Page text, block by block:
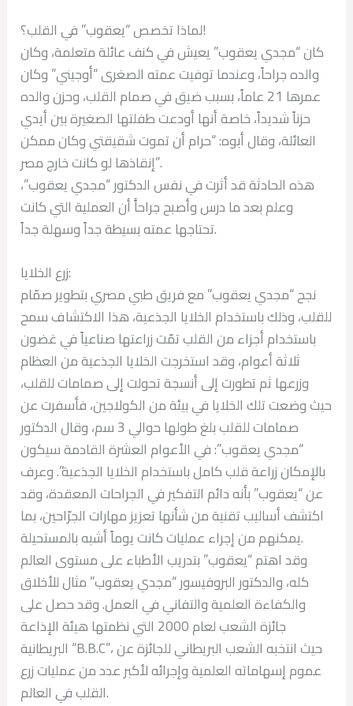
لماذا تخصص “يعقوب” في القلب؟!
كان “مجدي يعقوب” يعيش في كنف عائلة متعلمة، وكان
والده جراحاً، وعندما توفيت عمته الصغرى “أوجيني” وكان
عمرها 21 عاماً، بسبب ضيق في صمام القلب، وحزن والده
حزناً شديداً، خاصة أنها أودعت طفلتها الصغيرة بين أيدي
العائلة، وقال أبوه: “حرام أن تموت شقيقتي وكان ممكن
إنقاذها لو كانت خارج مصر”.
هذه الحادثة قد أثرت في نفس الدكتور “مجدي يعقوب”،
وعلم بعد ما درس وأصبح جراحاًَ أن العملية التي كانت
تحتاجها عمته بسيطة جداً وسهلة جداً.
زرع الخلايا:
نجح “مجدي يعقوب” مع فريق طبي مصري بتطوير صمّام
للقلب، وذلك باستخدام الخلايا الجذعية، هذا الاكتشاف سمح
باستخدام أجزاء من القلب تمّت زراعتها صناعياً في غضون
ثلاثة أعوام، وقد استخرجت الخلايا الجذعية من العظام
وزرعها ثم تطورت إلى أنسجة تحولت إلى صمامات للقلب،
حيث وضعت تلك الخلايا في بيئة من الكولاجين، فأسفرت عن
صمامات للقلب بلغ طولها حوالي 3 سم، وقال الدكتور
“مجدي يعقوب”: في الأعوام العشرة القادمة سيكون
بالإمكان زراعة قلب كامل باستخدام الخلايا الجذعية”. وعرف
عن “يعقوب” بأنه دائم التفكير في الجراحات المعقدة، وقد
اكتشف أساليب تقنية من شأنها تعزيز مهارات الجرّاحين، بما
يمكنهم من إجراء عمليات كانت يوماً أشبه بالمستحيلة.
وقد اهتم “يعقوب” بتدريب الأطباء على مستوى العالم
كله، والدكتور البروفيسور “مجدي يعقوب” مثال للأخلاق
والكفاءة العلمية والتفاني في العمل. وقد حصل على
جائزة الشعب لعام 2000 التي نظمتها هيئة الإذاعة
البريطانية “B.B.C”، حيث انتخبه الشعب البريطاني للجائزة عن
عموم إسهاماته العلمية وإجرائه لأكبر عدد من عمليات زرع
القلب في العالم.